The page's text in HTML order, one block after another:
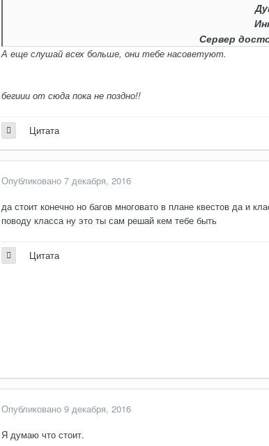
Сервер
А еще слушай всех больше, они тебе насоветуют.
бегиии от сюда пока не поздно!!
Цитата
Опубликовано 7 декабря, 2016
да стоит конечно но багов многовато в плане квестов да и
поводу класса ну это ты сам решай кем тебе быть
Цитата
Опубликовано 9 декабря, 2016
Я думаю что стоит.